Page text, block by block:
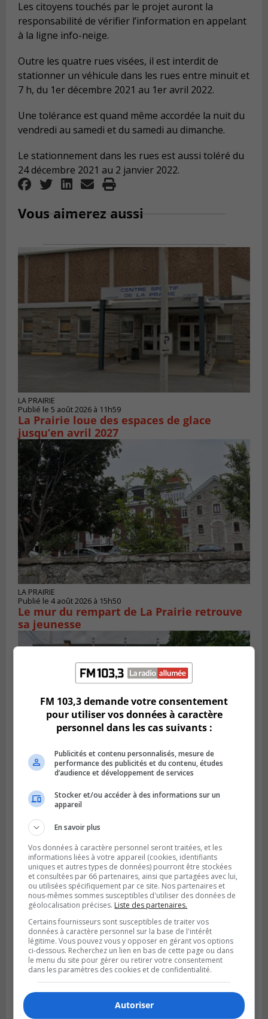
Les citoyens touchés par le projet auront la
responsabilité de vérifier l’information en appelant
à la ligne info-neige.
Outre les quatre rues visées, il est interdit de
stationner un véhicule dans les rues entre minuit et
7 h, du 1er décembre 2021 au 1er avril 2022.
Une tolérance est quand même accordée la nuit du
vendredi au samedi et du samedi au dimanche.
Le stationnement dans les rues est aussi toléré du
24 décembre 2021 au 2 janvier 2022.
Vous aimerez aussi
LA PRAIRIE
Publié le 5 août 2026 à 11h59
La Prairie loue des espaces de glace
jusqu’en avril 2027
LA PRAIRIE
Publié le 4 août 2026 à 15h50
Le mur du rempart de La Prairie retrouve
sa jeunesse
Publié le 4 août 2026 à 14h02
Saint-Constant signe une nouvelle
convention pour le bien de la population
SAINT-LAMBERT
Publié le 4 août 2026 à 12h00
Une conseillère de Saint-Lambert craint le
développement de MET
FM 103,3 demande votre consentement
pour utiliser vos données à caractère
personnel dans les cas suivants :
Publicités et contenu personnalisés, mesure de
performance des publicités et du contenu, études
d’audience et développement de services
Stocker et/ou accéder à des informations sur un
appareil
En savoir plus
Vos données à caractère personnel seront traitées, et les
informations liées à votre appareil (cookies, identifiants
uniques et autres types de données) pourront être stockées
et consultées par 66 partenaires, ainsi que partagées avec lui,
ou utilisées spécifiquement par ce site. Nos partenaires et
nous-mêmes sommes susceptibles d'utiliser des données de
géolocalisation précises. Liste des partenaires.
Certains fournisseurs sont susceptibles de traiter vos
données à caractère personnel sur la base de l'intérêt
légitime. Vous pouvez vous y opposer en gérant vos options
ci-dessous. Recherchez un lien en bas de cette page ou dans
le menu du site pour gérer ou retirer votre consentement
dans les paramètres des cookies et de confidentialité.
Autoriser